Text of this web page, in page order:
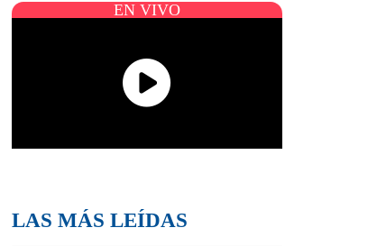
EN VIVO
LAS MÁS LEÍDAS